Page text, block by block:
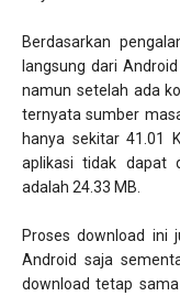
Berdasarkan
langsung dari
namun setelah ada
ternyata sumber
hanya sekitar 41.01
aplikasi tidak dapat
adalah 24.33 MB.
Proses download ini
Android saja
download tetap